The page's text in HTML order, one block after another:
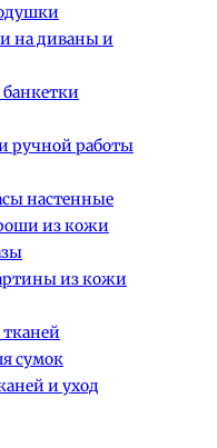
на диваны и
ручной работы
настенные
из кожи
из кожи
тканей
сумок
и уход